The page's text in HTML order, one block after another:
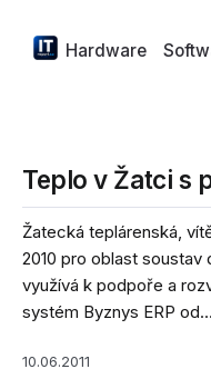
Hardware
Teplo v Žatci s
Žatecká teplárenská,
2010 pro oblast soustav
využívá k podpoře a
systém Byznys ERP od...
10.06.2011